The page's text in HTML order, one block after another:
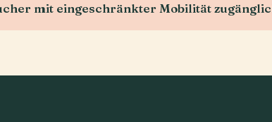
mit eingeschränkter Mobilität